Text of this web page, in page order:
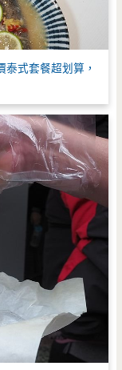
式套餐超划算，